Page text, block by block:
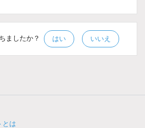
ましたか？ はい いいえ
とは